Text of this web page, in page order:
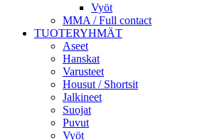
Vyöt
MMA / Full contact
TUOTERYHMÄT
Aseet
Hanskat
Varusteet
Housut / Shortsit
Jalkineet
Suojat
Puvut
Vyöt